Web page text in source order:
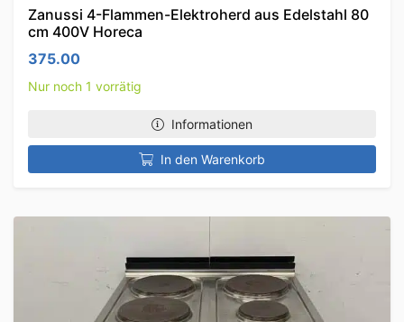
Zanussi 4-Flammen-Elektroherd aus Edelstahl 80
cm 400V Horeca
375.00
Nur noch 1 vorrätig
Informationen
In den Warenkorb